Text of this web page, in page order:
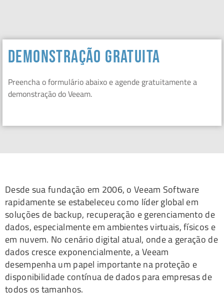
demonstração gratuita
Preencha o formulário abaixo e agende gratuitamente a
demonstração do Veeam.
Desde sua fundação em 2006, o Veeam Software
rapidamente se estabeleceu como líder global em
soluções de backup, recuperação e gerenciamento de
dados, especialmente em ambientes virtuais, físicos e
em nuvem. No cenário digital atual, onde a geração de
dados cresce exponencialmente, a Veeam
desempenha um papel importante na proteção e
disponibilidade contínua de dados para empresas de
todos os tamanhos.